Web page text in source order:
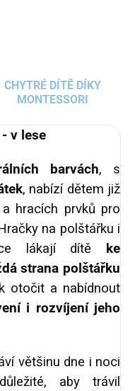
CHYTRÉ DÍTĚ DÍKY
MONTESSORI
v lese
barvách, s
, nabízí dětem již
hracích prvků pro
na polštářku i
lákají dítě ke
strana polštářku
otočit a nabídnout
i rozvíjení jeho
většinu dne i noci
aby trávil